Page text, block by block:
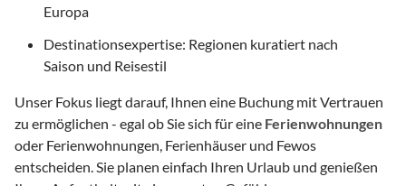
Europa
Destinationsexpertise: Regionen kuratiert nach
Saison und Reisestil
Unser Fokus liegt darauf, Ihnen eine Buchung mit Vertrauen
zu ermöglichen - egal ob Sie sich für eine Ferienwohnungen
oder Ferienwohnungen, Ferienhäuser und Fewos
entscheiden. Sie planen einfach Ihren Urlaub und genießen